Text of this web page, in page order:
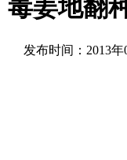
姜地翻
发布时间：2013年